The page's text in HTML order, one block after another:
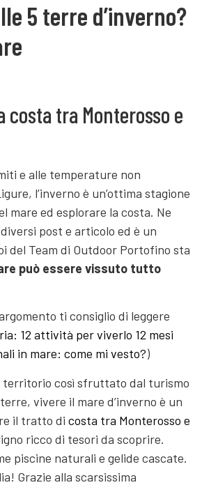
5 terre d’inverno?
costa tra Monterosso e
e alle temperature non
l’inverno è un’ottima stagione
mare ed esplorare la costa. Ne
post e articolo ed è un
del Team di Outdoor Portofino sta
può essere vissuto tutto
ti consiglio di leggere
12 attività per viverlo 12 mesi
in mare: come mi vesto?)
territorio così sfruttato dal turismo
vivere il mare d’inverno è un
il tratto dicosta tra Monterosso e
ricco di tesori da scoprire.
piscine naturali e gelide cascate.
Grazie alla scarsissima